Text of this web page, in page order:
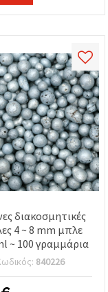
διακοσμητικές
4 ~ 8 mm μπλε
~ 100 γραμμάρια
840226